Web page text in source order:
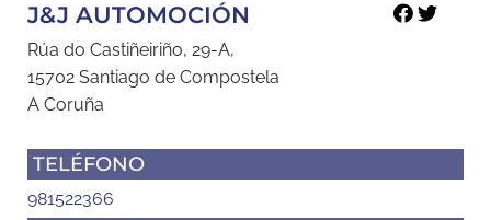
J&J AUTOMOCIÓN
Rúa do Castiñeiriño, 29-A,
15702 Santiago de Compostela
A Coruña
TELÉFONO
981522366